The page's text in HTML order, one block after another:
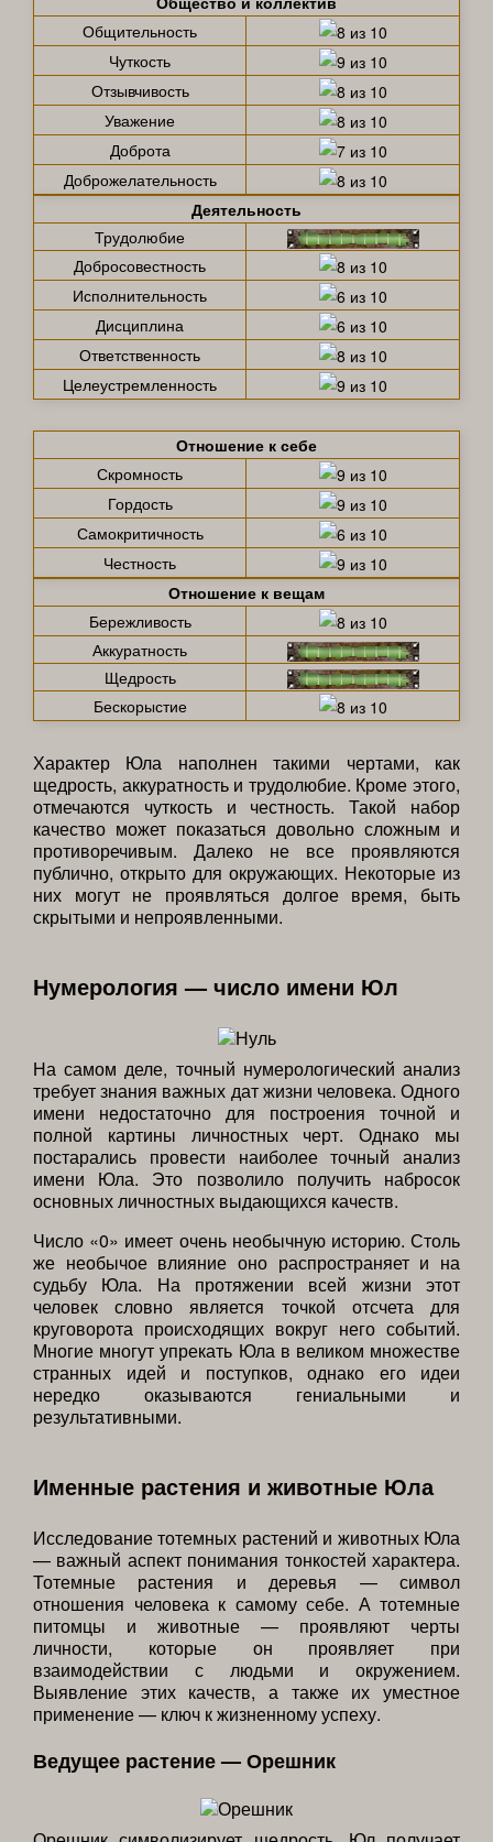
Общительность
Чуткость
Отзывчивость
Уважение
Доброта
Доброжелательность
Деятельность
Трудолюбие
Добросовестность
Исполнительность
Дисциплина
Ответственность
Целеустремленность
Отношение к себе
Скромность
Гордость
Самокритичность
Честность
Отношение к вещам
Бережливость
Аккуратность
Щедрость
Бескорыстие
Характер Юла наполнен такими чертами, как
щедрость, аккуратность и трудолюбие. Кроме этого,
отмечаются чуткость и честность. Такой набор
качество может показаться довольно сложным и
противоречивым. Далеко не все проявляются
публично, открыто для окружающих. Некоторые из
них могут не проявляться долгое время, быть
скрытыми и непроявленными.
Нумерология — число имени Юл
На самом деле, точный нумерологический анализ
требует знания важных дат жизни человека. Одного
имени недостаточно для построения точной и
полной картины личностных черт. Однако мы
постарались провести наиболее точный анализ
имени Юла. Это позволило получить набросок
основных личностных выдающихся качеств.
Число «0» имеет очень необычную историю. Столь
же необычое влияние оно распространяет и на
судьбу Юла. На протяжении всей жизни этот
человек словно является точкой отсчета для
круговорота происходящих вокруг него событий.
Многие многут упрекать Юла в великом множестве
странных идей и поступков, однако его идеи
нередко оказываются гениальными и
результативными.
Именные растения и животные Юла
Исследование тотемных растений и животных Юла
— важный аспект понимания тонкостей характера.
Тотемные растения и деревья — символ
отношения человека к самому себе. А тотемные
питомцы и животные — проявляют черты
личности, которые он проявляет при
взаимодействии с людьми и окружением.
Выявление этих качеств, а также их уместное
применение — ключ к жизненному успеху.
Ведущее растение — Орешник